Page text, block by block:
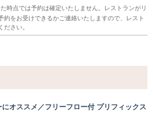
時点では予約は確定いたしません。レストランがリ
約をお受けできるかご連絡いたしますので、レスト
ださい。
オススメ／フリーフロー付 プリフィックス